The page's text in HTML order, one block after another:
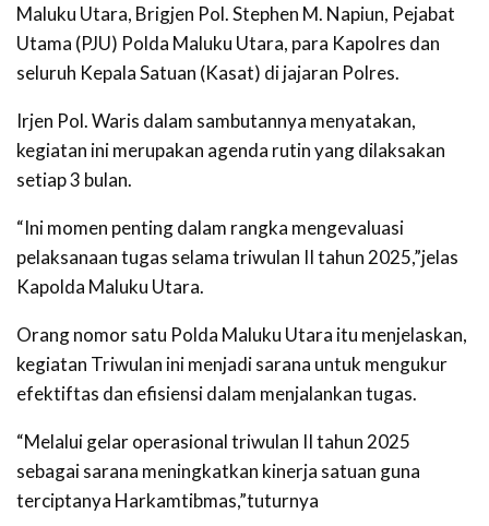
Maluku Utara, Brigjen Pol. Stephen M. Napiun, Pejabat
Utama (PJU) Polda Maluku Utara, para Kapolres dan
seluruh Kepala Satuan (Kasat) di jajaran Polres.
Irjen Pol. Waris dalam sambutannya menyatakan,
kegiatan ini merupakan agenda rutin yang dilaksakan
setiap 3 bulan.
“Ini momen penting dalam rangka mengevaluasi
pelaksanaan tugas selama triwulan II tahun 2025,”jelas
Kapolda Maluku Utara.
Orang nomor satu Polda Maluku Utara itu menjelaskan,
kegiatan Triwulan ini menjadi sarana untuk mengukur
efektiftas dan efisiensi dalam menjalankan tugas.
“Melalui gelar operasional triwulan II tahun 2025
sebagai sarana meningkatkan kinerja satuan guna
terciptanya Harkamtibmas,”tuturnya